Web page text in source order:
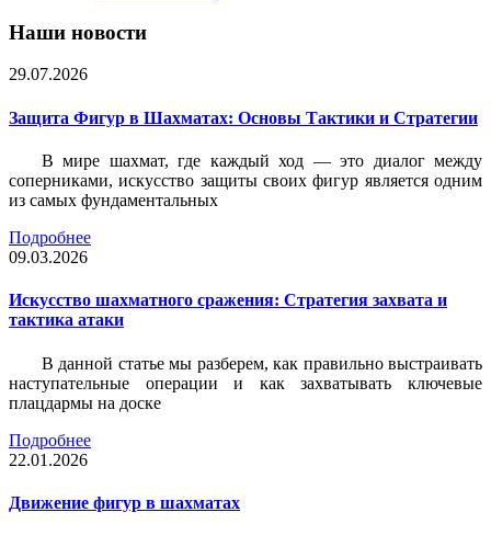
Наши новости
29.07.2026
Защита Фигур в Шахматах: Основы Тактики и Стратегии
В мире шахмат, где каждый ход — это диалог между
соперниками, искусство защиты своих фигур является одним
из самых фундаментальных
Подробнее
09.03.2026
Искусство шахматного сражения: Стратегия захвата и
тактика атаки
В данной статье мы разберем, как правильно выстраивать
наступательные операции и как захватывать ключевые
плацдармы на доске
Подробнее
22.01.2026
Движение фигур в шахматах